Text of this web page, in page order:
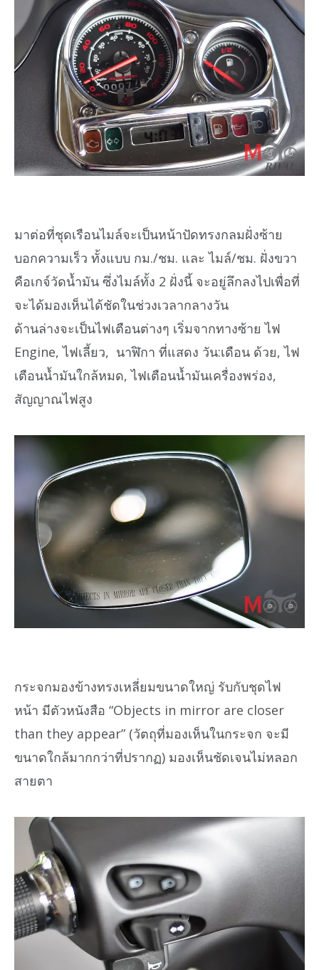
มาต่อที่ชุดเรือนไมล์จะเป็นหน้าปัดทรงกลมฝั่งซ้าย
บอกความเร็ว ทั้งแบบ กม./ชม. และ ไมล์/ชม. ฝั่งขวา
คือเกจ์วัดน้ำมัน ซึ่งไมล์ทั้ง 2 ฝั่งนี้ จะอยู่ลึกลงไปเพื่อที่
จะได้มองเห็นได้ชัดในช่วงเวลากลางวัน
ด้านล่างจะเป็นไฟเตือนต่างๆ เริ่มจากทางซ้าย ไฟ
Engine, ไฟเลี้ยว, นาฬิกา ที่แสดง วัน:เดือน ด้วย, ไฟ
เตือนน้ำมันใกล้หมด, ไฟเตือนน้ำมันเครื่องพร่อง,
สัญญาณไฟสูง
กระจกมองข้างทรงเหลี่ยมขนาดใหญ่ รับกับชุดไฟ
หน้า มีตัวหนังสือ “Objects in mirror are closer
than they appear” (วัตถุที่มองเห็นในกระจก จะมี
ขนาดใกล้มากกว่าที่ปรากฏ) มองเห็นชัดเจนไม่หลอก
สายตา